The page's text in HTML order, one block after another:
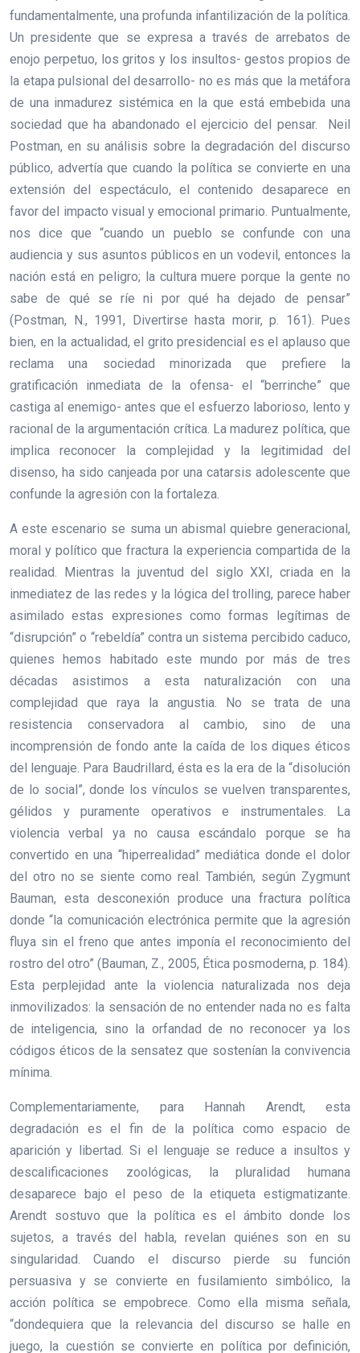
fundamentalmente, una profunda infantilización de la política.
Un presidente que se expresa a través de arrebatos de
enojo perpetuo, los gritos y los insultos- gestos propios de
la etapa pulsional del desarrollo- no es más que la metáfora
de una inmadurez sistémica en la que está embebida una
sociedad que ha abandonado el ejercicio del pensar. Neil
Postman, en su análisis sobre la degradación del discurso
público, advertía que cuando la política se convierte en una
extensión del espectáculo, el contenido desaparece en
favor del impacto visual y emocional primario. Puntualmente,
nos dice que “cuando un pueblo se confunde con una
audiencia y sus asuntos públicos en un vodevil, entonces la
nación está en peligro; la cultura muere porque la gente no
sabe de qué se ríe ni por qué ha dejado de pensar”
(Postman, N., 1991, Divertirse hasta morir, p. 161). Pues
bien, en la actualidad, el grito presidencial es el aplauso que
reclama una sociedad minorizada que prefiere la
gratificación inmediata de la ofensa- el “berrinche” que
castiga al enemigo- antes que el esfuerzo laborioso, lento y
racional de la argumentación crítica. La madurez política, que
implica reconocer la complejidad y la legitimidad del
disenso, ha sido canjeada por una catarsis adolescente que
confunde la agresión con la fortaleza.
A este escenario se suma un abismal quiebre generacional,
moral y político que fractura la experiencia compartida de la
realidad. Mientras la juventud del siglo XXI, criada en la
inmediatez de las redes y la lógica del trolling, parece haber
asimilado estas expresiones como formas legítimas de
“disrupción” o “rebeldía” contra un sistema percibido caduco,
quienes hemos habitado este mundo por más de tres
décadas asistimos a esta naturalización con una
complejidad que raya la angustia. No se trata de una
resistencia conservadora al cambio, sino de una
incomprensión de fondo ante la caída de los diques éticos
del lenguaje. Para Baudrillard, ésta es la era de la “disolución
de lo social”, donde los vínculos se vuelven transparentes,
gélidos y puramente operativos e instrumentales. La
violencia verbal ya no causa escándalo porque se ha
convertido en una “hiperrealidad” mediática donde el dolor
del otro no se siente como real. También, según Zygmunt
Bauman, esta desconexión produce una fractura política
donde “la comunicación electrónica permite que la agresión
fluya sin el freno que antes imponía el reconocimiento del
rostro del otro” (Bauman, Z., 2005, Ética posmoderna, p. 184).
Esta perplejidad ante la violencia naturalizada nos deja
inmovilizados: la sensación de no entender nada no es falta
de inteligencia, sino la orfandad de no reconocer ya los
códigos éticos de la sensatez que sostenían la convivencia
mínima.
Complementariamente, para Hannah Arendt, esta
degradación es el fin de la política como espacio de
aparición y libertad. Si el lenguaje se reduce a insultos y
descalificaciones zoológicas, la pluralidad humana
desaparece bajo el peso de la etiqueta estigmatizante.
Arendt sostuvo que la política es el ámbito donde los
sujetos, a través del habla, revelan quiénes son en su
singularidad. Cuando el discurso pierde su función
persuasiva y se convierte en fusilamiento simbólico, la
acción política se empobrece. Como ella misma señala,
“dondequiera que la relevancia del discurso se halle en
juego, la cuestión se convierte en política por definición,